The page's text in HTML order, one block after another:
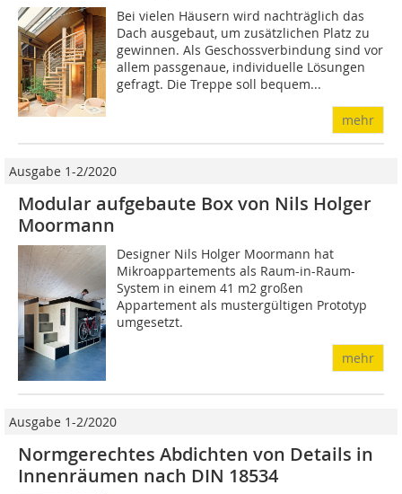
Bei vielen Häusern wird nachträglich das
Dach ausgebaut, um zusätzlichen Platz zu
gewinnen. Als Geschossverbindung sind vor
allem passgenaue, individuelle Lösungen
gefragt. Die Treppe soll bequem...
mehr
Ausgabe 1-2/2020
Modular aufgebaute Box von Nils Holger
Moormann
Designer Nils Holger Moormann hat
Mikroappartements als Raum-in-Raum-
System in einem 41 m2 großen
Appartement als mustergültigen Prototyp
umgesetzt.
mehr
Ausgabe 1-2/2020
Normgerechtes Abdichten von Details in
Innenräumen nach DIN 18534